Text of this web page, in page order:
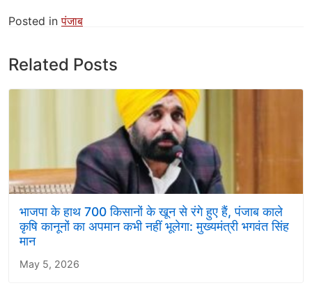
Posted inपंजाब
Related Posts
भाजपा के हाथ 700 किसानों के खून से रंगे हुए हैं, पंजाब काले
कृषि कानूनों का अपमान कभी नहीं भूलेगा: मुख्यमंत्री भगवंत सिंह
मान
May 5, 2026